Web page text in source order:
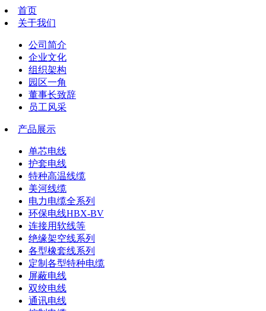
首页
关于我们
公司简介
企业文化
组织架构
园区一角
董事长致辞
员工风采
产品展示
单芯电线
护套电线
特种高温线缆
美河线缆
电力电缆全系列
环保电线HBX-BV
连接用软线等
绝缘架空线系列
各型橡套线系列
定制各型特种电缆
屏蔽电线
双绞电线
通讯电线